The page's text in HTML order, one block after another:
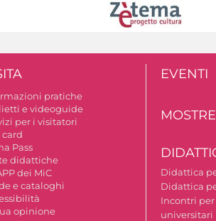
pratiche
e videoguide
per i visitatori
card
Pass
didattiche
dei MiC
e cataloghi
opinione
EVENTI
MOSTRE
Didattica
Didattica
Incontri
universitari